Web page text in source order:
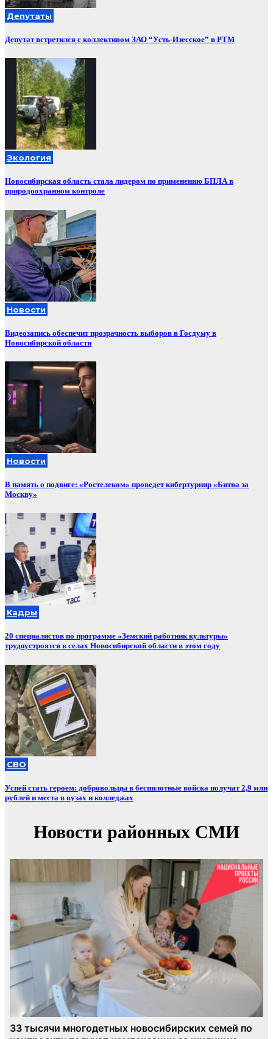
Депутаты
Депутат встретился с коллективом ЗАО “Усть-Изесское” в РТМ
Экология
Новосибирская область стала лидером по применению БПЛА в
природоохранном контроле
Новости
Видеозапись обеспечит прозрачность выборов в Госдуму в
Новосибирской области
Новости
В память о подвиге: «Ростелеком» проведет кибертурнир «Битва за
Москву»
Кадры
20 специалистов по программе «Земский работник культуры»
трудоустроятся в селах Новосибирской области в этом году
СВО
Успей стать героем: добровольцы в беспилотные войска получат 2,9 млн
рублей и места в вузах и колледжах